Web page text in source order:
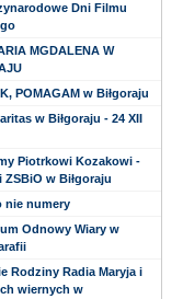
Dni Filmu
MGDALENA W
POMAGAM w Biłgoraju
w Biłgoraju - 24 XII
Piotrkowi Kozakowi -
w Biłgoraju
nie numery
Odnowy Wiary w
Rodziny Radia Maryja i
wiernych w